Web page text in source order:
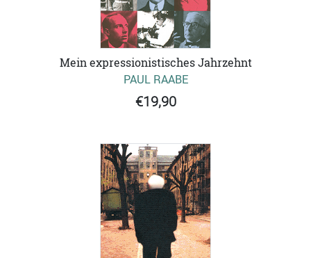
Mein expressionistisches Jahrzehnt
PAUL RAABE
€19,90